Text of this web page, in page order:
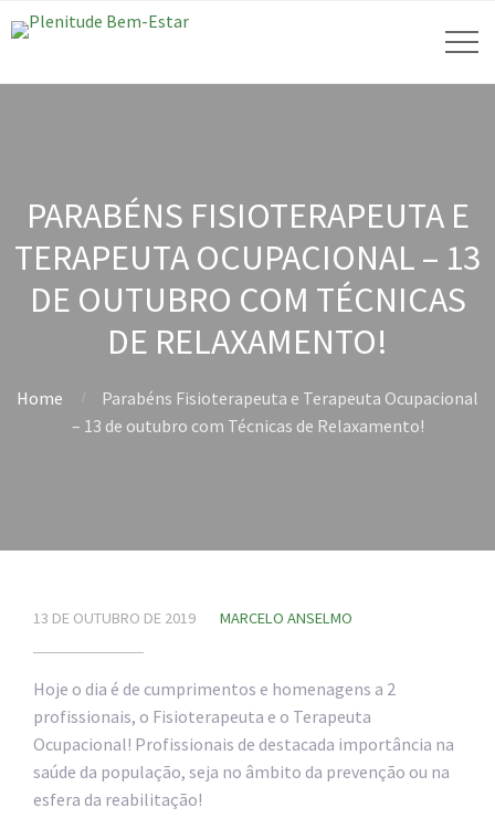
PARABÉNS FISIOTERAPEUTA E
TERAPEUTA OCUPACIONAL – 13
DE OUTUBRO COM TÉCNICAS
DE RELAXAMENTO!
Home
Parabéns Fisioterapeuta e Terapeuta Ocupacional
– 13 de outubro com Técnicas de Relaxamento!
13 DE OUTUBRO DE 2019 MARCELO ANSELMO
Hoje o dia é de cumprimentos e homenagens a 2
profissionais, o Fisioterapeuta e o Terapeuta
Ocupacional! Profissionais de destacada importância na
saúde da população, seja no âmbito da prevenção ou na
esfera da reabilitação!